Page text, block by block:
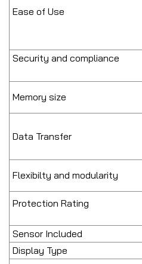
Ease of Use
Security and compliance
Memory size
Data Transfer
Flexibilty and modularity
Protection Rating
Sensor Included
Display Type